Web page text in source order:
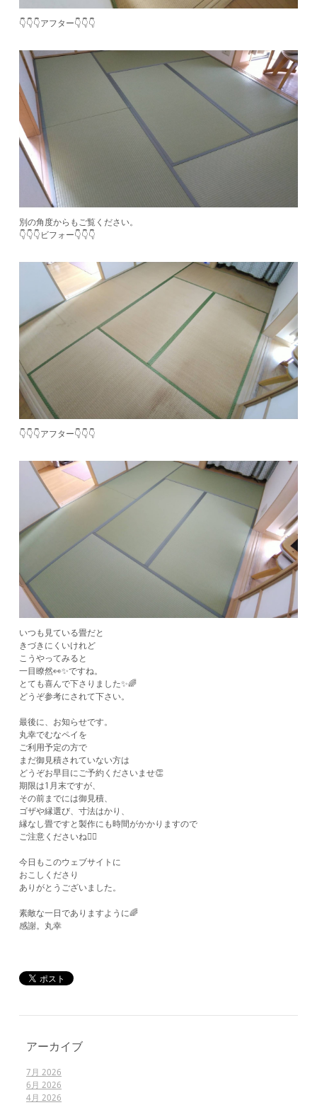
👇👇👇アフター👇👇👇
別の角度からもご覧ください。
​👇👇👇ビフォー👇👇👇
👇👇👇アフター👇👇👇
いつも見ている畳だと
きづきにくいけれど
こうやってみると
一目瞭然👀✨ですね。
とても喜んで下さりました✨🌈
どうぞ参考にされて下さい。
最後に、お知らせです。
丸幸でむなペイを
ご利用予定の方で
まだ御見積されていない方は
どうぞお早目にご予約くださいませ👏
期限は1月末ですが、
その前までには御見積、
ゴザや縁選び、寸法はかり、
縁なし畳ですと製作にも時間がかかりますので
ご注意くださいね🙋‍♂️
今日もこのウェブサイトに
おこしくださり
ありがとうございました。
素敵な一日でありますように🌈
感謝。丸幸
アーカイブ
7月 2026
6月 2026
4月 2026